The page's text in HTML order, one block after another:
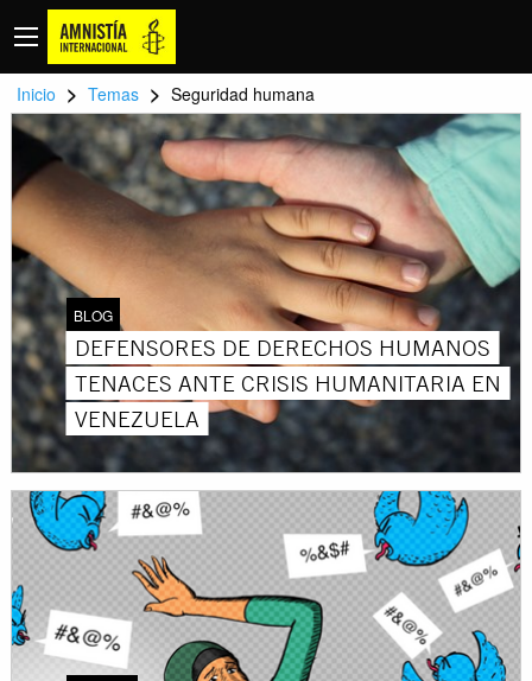
Inicio > Temas > Seguridad humana
BLOG
DEFENSORES DE DERECHOS HUMANOS
TENACES ANTE CRISIS HUMANITARIA EN
VENEZUELA